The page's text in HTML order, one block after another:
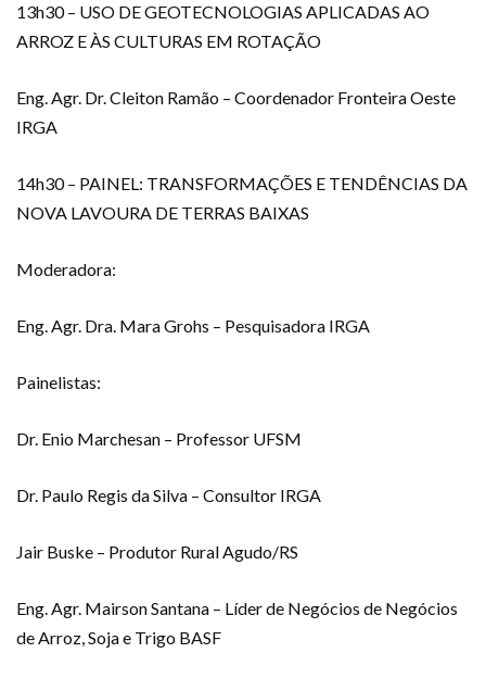
13h30 – USO DE GEOTECNOLOGIAS APLICADAS AO
ARROZ E ÀS CULTURAS EM ROTAÇÃO
Eng. Agr. Dr. Cleiton Ramão – Coordenador Fronteira Oeste
IRGA
14h30 – PAINEL: TRANSFORMAÇÕES E TENDÊNCIAS DA
NOVA LAVOURA DE TERRAS BAIXAS
Moderadora:
Eng. Agr. Dra. Mara Grohs – Pesquisadora IRGA
Painelistas:
Dr. Enio Marchesan – Professor UFSM
Dr. Paulo Regis da Silva – Consultor IRGA
Jair Buske – Produtor Rural Agudo/RS
Eng. Agr. Mairson Santana – Líder de Negócios de Negócios
de Arroz, Soja e Trigo BASF